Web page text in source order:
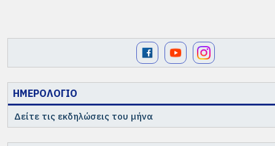
ΗΜΕΡΟΛΟΓΙΟ
Δείτε τις εκδηλώσεις του μήνα